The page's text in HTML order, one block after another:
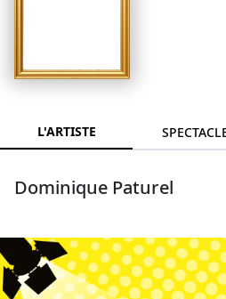
L'ARTISTE
Dominique Paturel